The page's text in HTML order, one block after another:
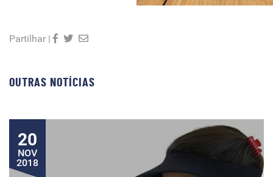
Partilhar |
OUTRAS NOTÍCIAS
20
NOV
2018